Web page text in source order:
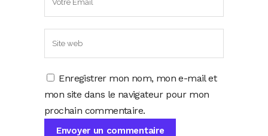
Enregistrer mon nom, mon e-mail et
mon site dans le navigateur pour mon
prochain commentaire.